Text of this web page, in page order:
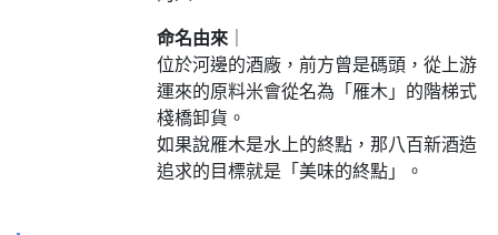
命名由來
位於河邊的酒廠，前方曾是碼頭，從上游
運來的原料米會從名為「雁木」的階梯式
棧橋卸貨。
如果說雁木是水上的終點，那八百新酒造
追求的目標就是「美味的終點」。